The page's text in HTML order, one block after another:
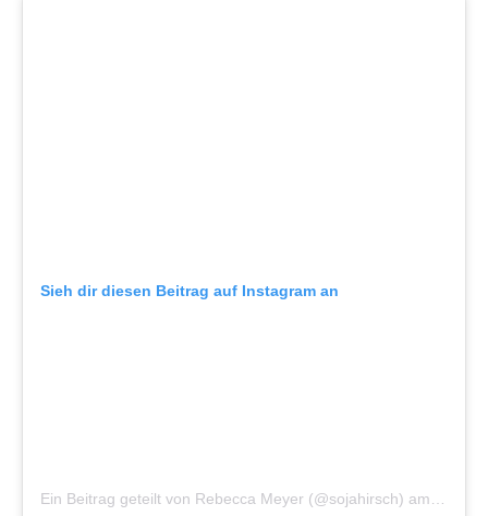
Sieh dir diesen Beitrag auf Instagram an
Ein Beitrag geteilt von Rebecca Meyer (@sojahirsch) am